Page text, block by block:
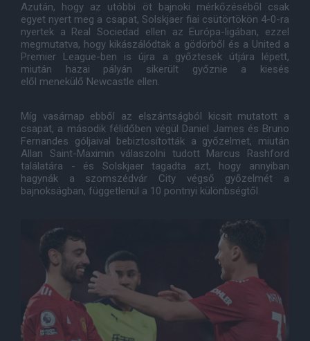
Azután, hogy az utóbbi öt bajnoki mérkőzéséből csak
egyet nyert meg a csapat, Solskjaer fiai csütörtökön 4-0-ra
nyertek a Real Sociedad ellen az Európa-ligában, ezzel
megmutatva, hogy kikászálódtak a gödörből és a United a
Premier League-ben is újra a győztesek útjára lépett,
miután hazai pályán sikerült győznie a kiesés
elől menekülő Newcastle ellen.
Míg vasárnap ebből az elszántságból kicsit mutatott a
csapat, a második félidőben végül Daniel James és Bruno
Fernandes góljaival bebiztosították a győzelmet, miután
Allan Saint-Maximin válaszolni tudott Marcus Rashford
találatára - és Solskjaer tagadta azt, hogy annyiban
hagynák a szomszédvár City végső győzelmét a
bajnokságban, függetlenül a 10 pontnyi különbségtől.